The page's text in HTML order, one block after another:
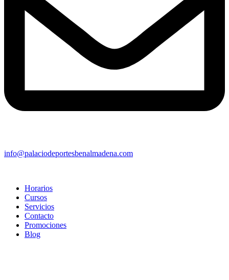
info@palaciodeportesbenalmadena.com
Horarios
Cursos
Servicios
Contacto
Promociones
Blog